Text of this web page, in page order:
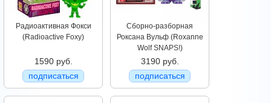
Радиоактивная Фокси
(Radioactive Foxy)
1590 руб.
подписаться
Сборно-разборная
Роксана Вульф (Roxanne
Wolf SNAPS!)
3190 руб.
подписаться